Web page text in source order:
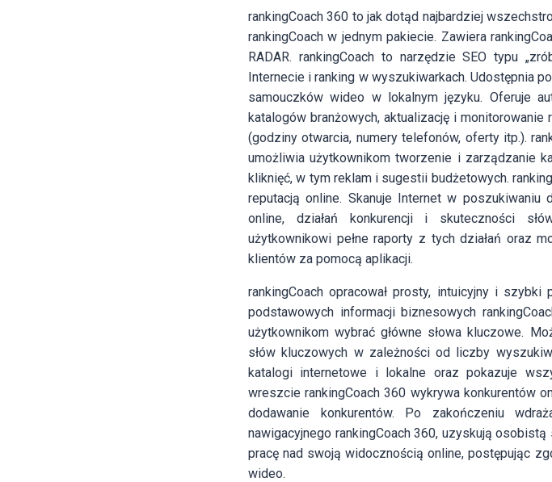
rankingCoach 360 to jak dotąd najbardziej
rankingCoach w jednym pakiecie. Zawiera
RADAR. rankingCoach to narzędzie SEO typu
Internecie i ranking w wyszukiwarkach. Udostępnia
samouczków wideo w lokalnym języku. Oferuje
katalogów branżowych, aktualizację i
(godziny otwarcia, numery telefonów, oferty itp.).
umożliwia użytkownikom tworzenie i zarządzanie
kliknięć, w tym reklam i sugestii budżetowych.
reputacją online. Skanuje Internet w
online, działań konkurencji i skuteczności
użytkownikowi pełne raporty z tych działań oraz
klientów za pomocą aplikacji.
rankingCoach opracował prosty, intuicyjny i
podstawowych informacji biznesowych
użytkownikom wybrać główne słowa kluczowe.
słów kluczowych w zależności od liczby
katalogi internetowe i lokalne oraz pokazuje
wreszcie rankingCoach 360 wykrywa konkurentów
dodawanie konkurentów. Po zakończeniu
nawigacyjnego rankingCoach 360, uzyskują
pracę nad swoją widocznością online, postępując
wideo.